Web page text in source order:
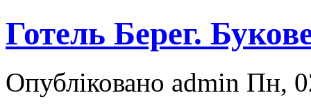
Готель Берег.
Опубліковано admin Пн,